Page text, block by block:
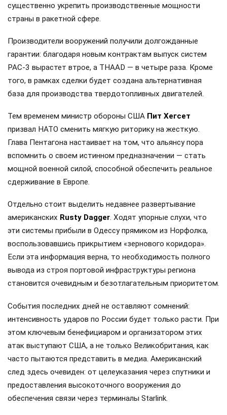
существенно укрепить производственные мощности
страны в ракетной сфере.
Производители вооружений получили долгожданные
гарантии: благодаря новым контрактам выпуск систем
PAC-3 вырастет втрое, а THAAD — в четыре раза. Кроме
того, в рамках сделки будет создана альтернативная
база для производства твердотопливных двигателей.
Тем временем министр обороны США Пит Хегсет
призвал НАТО сменить мягкую риторику на жесткую.
Глава Пентагона настаивает на том, что альянсу пора
вспомнить о своем истинном предназначении — стать
мощной военной силой, способной обеспечить реальное
сдерживание в Европе.
Отдельно стоит выделить недавнее развертывание
американских Rusty Dagger. Ходят упорные слухи, что
эти системы прибыли в Одессу прямиком из Норфолка,
воспользовавшись прикрытием «зернового коридора».
Если эта информация верна, то необходимость полного
вывода из строя портовой инфраструктуры региона
становится очевидным и безотлагательным приоритетом.
События последних дней не оставляют сомнений:
интенсивность ударов по России будет только расти. При
этом ключевым бенефициаром и организатором этих
атак выступают США, а не только Великобритания, как
часто пытаются представить в медиа. Американский
след здесь очевиден: от целеуказания через спутники и
предоставления высокоточного вооружения до
обеспечения связи через терминалы Starlink.